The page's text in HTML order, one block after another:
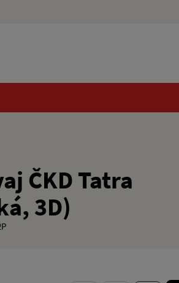
ČKD Tatra
3D)